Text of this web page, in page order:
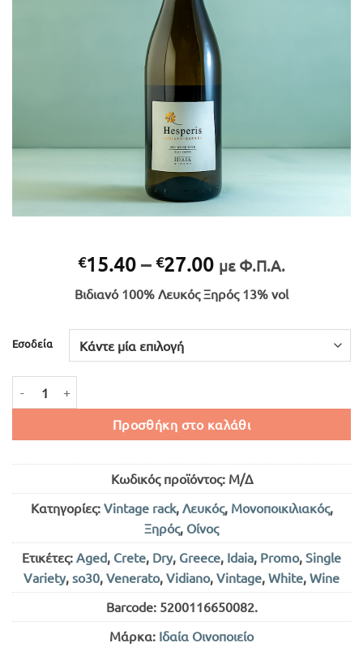
€15.40 – €27.00Price
range:
€15.40
με Φ.Π.Α.
Βιδιανό 100% Λευκός Ξηρός 13% vol
Εσοδεία
Προσθήκη στο καλάθι
Κωδικός προϊόντος: Μ/Δ
Κατηγορίες: Vintage rack, Λευκός, Μονοποικιλιακός,
Ξηρός, Οίνος
Ετικέτες: Aged, Crete, Dry, Greece, Idaia, Promo, Single
Variety, so30, Venerato, Vidiano, Vintage, White, Wine
Barcode: 5200116650082.
Μάρκα: Ιδαία Οινοποιείο